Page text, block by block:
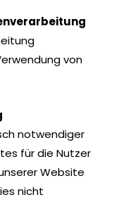
von
notwendiger
für die Nutzer
Website
nicht